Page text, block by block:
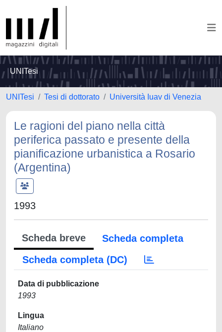
UNITesi
UNITesi Tesi di dottorato Università Iuav di Venezia
Le ragioni del piano nella città
periferica passato e presente della
pianificazione urbanistica a Rosario
(Argentina)
1993
Scheda breve
Scheda completa
Scheda completa (DC)
Data di pubblicazione
1993
Lingua
Italiano